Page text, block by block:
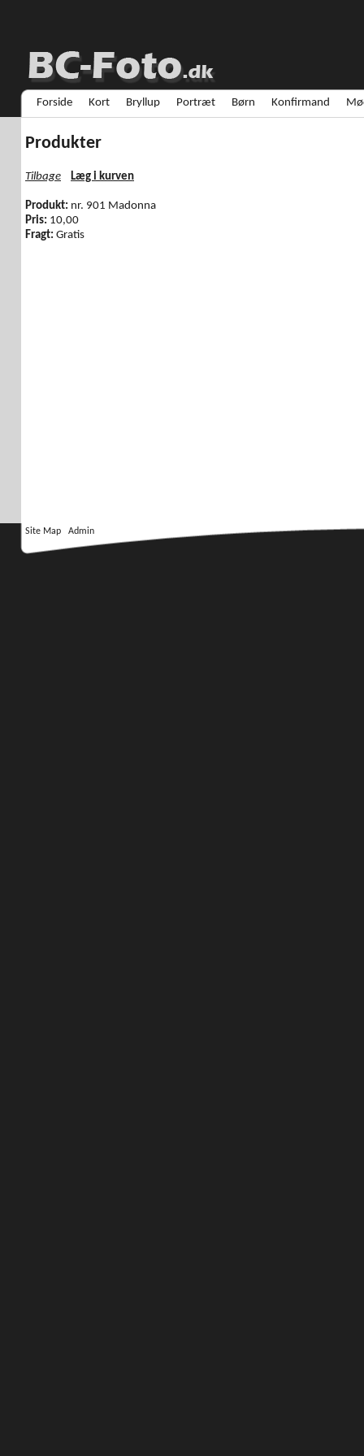
Forside Kort Bryllup Portræt Børn Konfirmand
Produkter
Tilbage Læg i kurven
Produkt: nr. 901 Madonna
Pris: 10,00
Fragt: Gratis
Site Map Admin